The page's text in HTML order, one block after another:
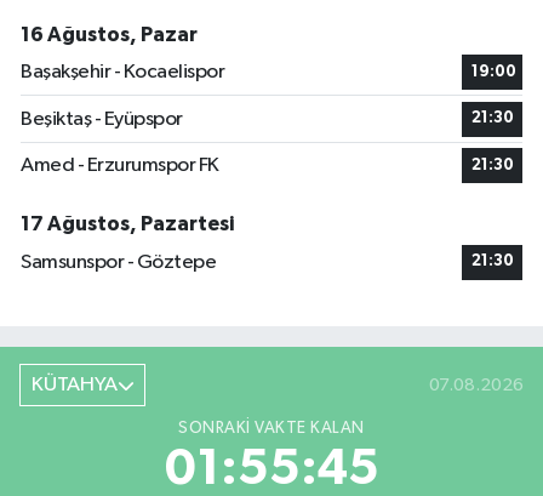
16 Ağustos, Pazar
Başakşehir - Kocaelispor
19:00
Beşiktaş - Eyüpspor 21:30
Amed - Erzurumspor FK 21:30
17 Ağustos, Pazartesi
Samsunspor - Göztepe
21:30
KÜTAHYA 07.08.2026
SONRAKI VAKTE KALAN
01:55:45